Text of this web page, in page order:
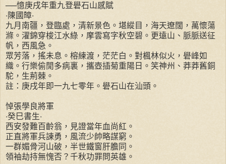
──憶庚戌年重九登礐石山感賦
‧陳國暲‧
九月南疆，登臨處，清新景色。堪縱目，海天遼闊，萬懷蕩
滌。濯錦穿梭江水綠，摩雲寫字秋空碧。更遠山、脈脈送征
帆，西風急。
眾芳落，搖未息。榕練渡，茫茫白。對楓林似火，礐峰如
織。行樂偷閒多病裏，攜壺插菊重陽日。笑神州、莽莽舊銅
駝，生荊棘。
註：庚戌年即一九七零年。礐石山在汕頭。
悼張學良將軍
‧癸巳書生‧
西安發難百齡翁，見證當年血尚紅。
正直將軍兵諫勇，風流少帥略謀窮。
一群媚骨河山破，半世鐵窗肝膽同。
領袖劫持無愧否？千秋功罪問英雄。